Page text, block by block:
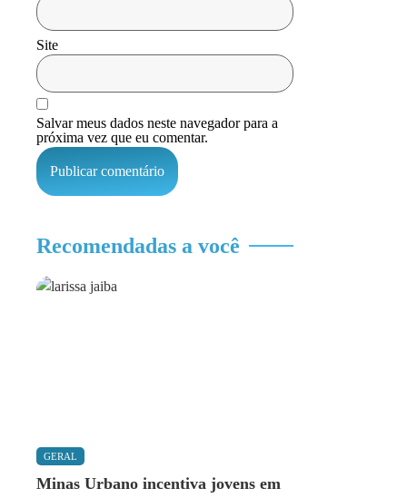
Site
Salvar meus dados neste navegador para a
próxima vez que eu comentar.
Recomendadas a você
GERAL
Minas Urbano incentiva jovens em